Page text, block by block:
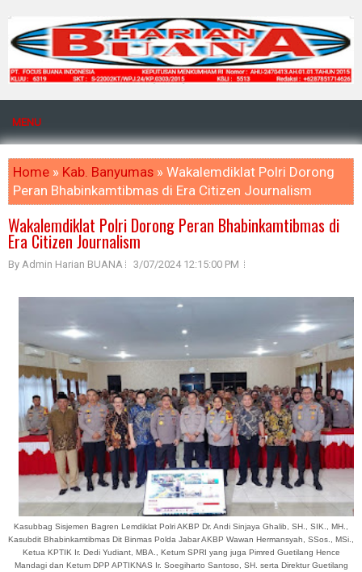
MENU
Home » Kab. Banyumas » Wakalemdiklat Polri Dorong
Peran Bhabinkamtibmas di Era Citizen Journalism
Wakalemdiklat Polri Dorong Peran Bhabinkamtibmas di
Era Citizen Journalism
By Admin Harian BUANA 3/07/2024 12:15:00 PM
Kasubbag Sisjemen Bagren Lemdiklat Polri AKBP Dr. Andi Sinjaya Ghalib, SH., SIK., MH.,
Kasubdit Bhabinkamtibmas Dit Binmas Polda Jabar AKBP Wawan Hermansyah, SSos., MSi.,
Ketua KPTIK Ir. Dedi Yudiant, MBA., Ketum SPRI yang juga Pimred Guetilang Hence
Mandagi dan Ketum DPP APTIKNAS Ir. Soegiharto Santoso, SH. serta Direktur Guetilang